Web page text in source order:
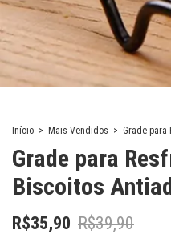
Início > Mais Vendidos > Grade para
Grade para
Biscoitos
R$35,90 R$39,90